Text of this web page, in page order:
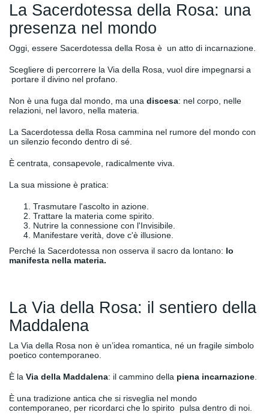
La Sacerdotessa della Rosa: una
presenza nel mondo
Oggi, essere Sacerdotessa della Rosa è un atto di incarnazione.
Scegliere di percorrere la Via della Rosa, vuol dire impegnarsi a
portare il divino nel profano.
Non è una fuga dal mondo, ma una discesa: nel corpo, nelle
relazioni, nel lavoro, nella materia.
La Sacerdotessa della Rosa cammina nel rumore del mondo con
un silenzio fecondo dentro di sé.
È centrata, consapevole, radicalmente viva.
La sua missione è pratica:
Trasmutare l'ascolto in azione.
Trattare la materia come spirito.
Nutrire la connessione con l'Invisibile.
Manifestare verità, dove c'è illusione.
Perché la Sacerdotessa non osserva il sacro da lontano: lo
manifesta nella materia.
La Via della Rosa: il sentiero della
Maddalena
La Via della Rosa non è un’idea romantica, né un fragile simbolo
poetico contemporaneo.
È la Via della Maddalena: il cammino della piena incarnazione
È una tradizione antica che si risveglia nel mondo
contemporaneo, per ricordarci che lo spirito pulsa dentro di noi.